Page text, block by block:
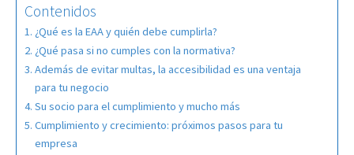
Contenidos
¿Qué es la EAA y quién debe cumplirla?
¿Qué pasa si no cumples con la normativa?
Además de evitar multas, la accesibilidad es una ventaja
para tu negocio
Su socio para el cumplimiento y mucho más
Cumplimiento y crecimiento: próximos pasos para tu
empresa